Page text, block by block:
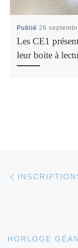
Publié 26
Les CE1
leur boite à